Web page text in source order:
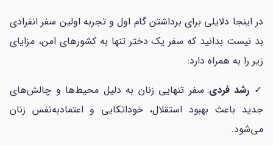
در اینجا دلایلی برای برداشتن گام اول و تجربه اولین سفر انفرادی
بد نیست بدانید که سفر یک دختر تنها به کشورهای امن، مزایای
زیر را به همراه دارد:
✓ رشد فردی: سفر تنهایی زنان به دلیل محیط‌ها و چالش‌های
جدید باعث بهبود استقلال، خوداتکایی و اعتمادبه‌نفس زنان
می‌شود.